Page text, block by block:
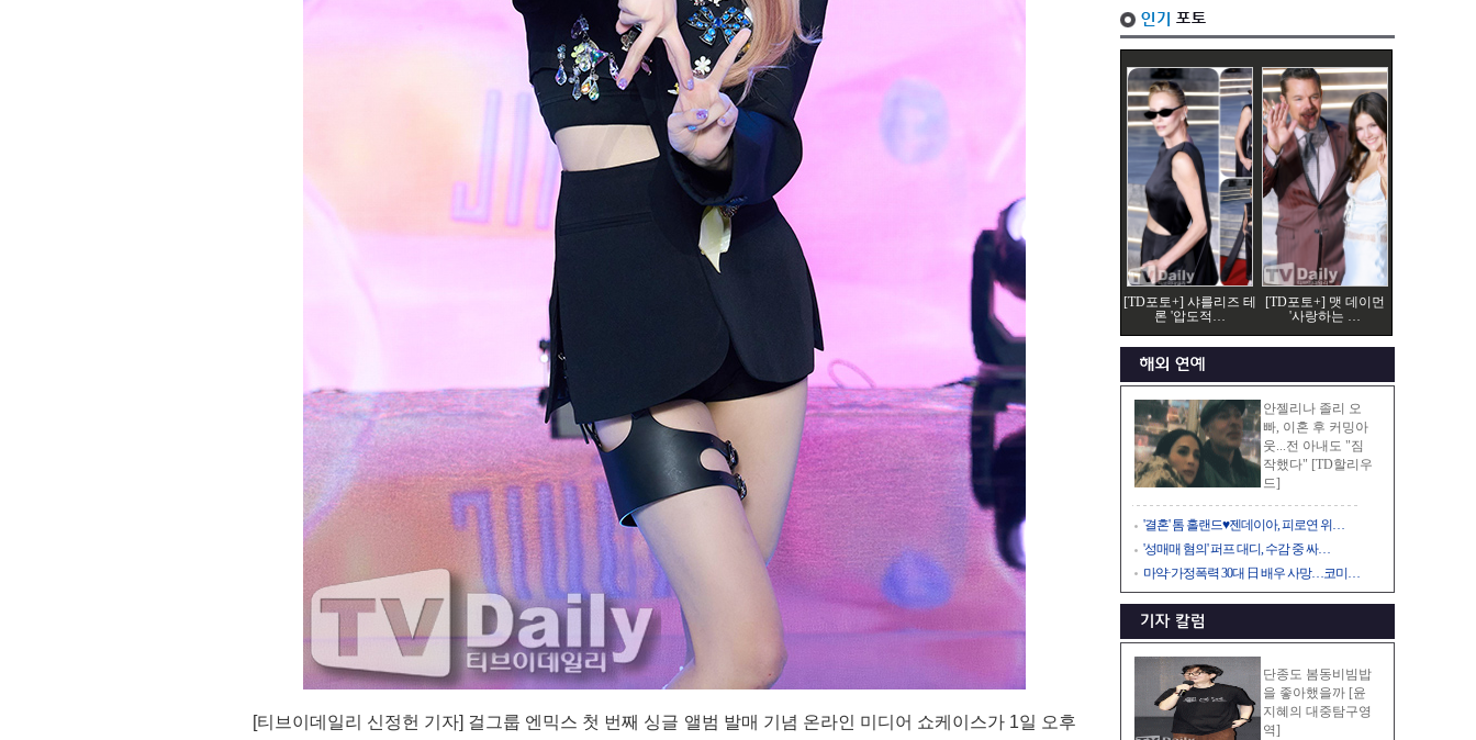
[티브이데일리 신정헌 기자] 걸그룹 엔믹스 첫 번째 싱글 앨범 발매 기념 온라인 미디어 쇼케이스가 1일 오후
[TD포토+] 샤를리즈 테
론 '압도적…
[TD포토+] 맷 데이먼
'사랑하는 …
안젤리나 졸리 오
빠, 이혼 후 커밍아
웃...전 아내도 "짐
작했다" [TD할리우
드]
'결혼' 톰 홀랜드♥젠데이아, 피로연 위…
'성매매 혐의' 퍼프 대디, 수감 중 싸…
마약·가정폭력 30대 日 배우 사망…코미…
단종도 봄동비빔밥
을 좋아했을까 [윤
지혜의 대중탐구영
역]